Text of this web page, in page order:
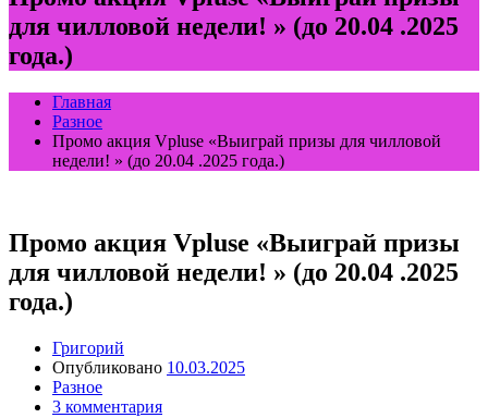
для чилловой недели! » (до 20.04 .2025
года.)
Главная
Разное
Промо акция Vpluse «Выиграй призы для чилловой
недели! » (до 20.04 .2025 года.)
Промо акция Vpluse «Выиграй призы
для чилловой недели! » (до 20.04 .2025
года.)
Григорий
Опубликовано 10.03.2025
Разное
3 комментария